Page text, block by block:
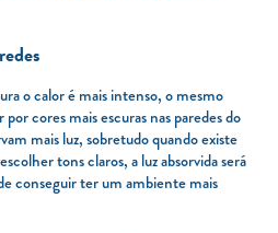
o calor é mais intenso, o mesmo
cores mais escuras nas paredes do
mais luz, sobretudo quando existe
tons claros, a luz absorvida será
conseguir ter um ambiente mais